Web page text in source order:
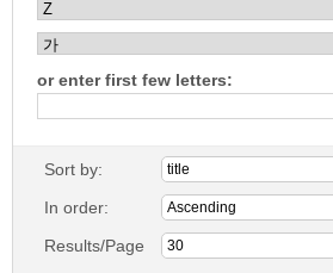
or enter first few letters:
Sort by:
In order:
Results/Page